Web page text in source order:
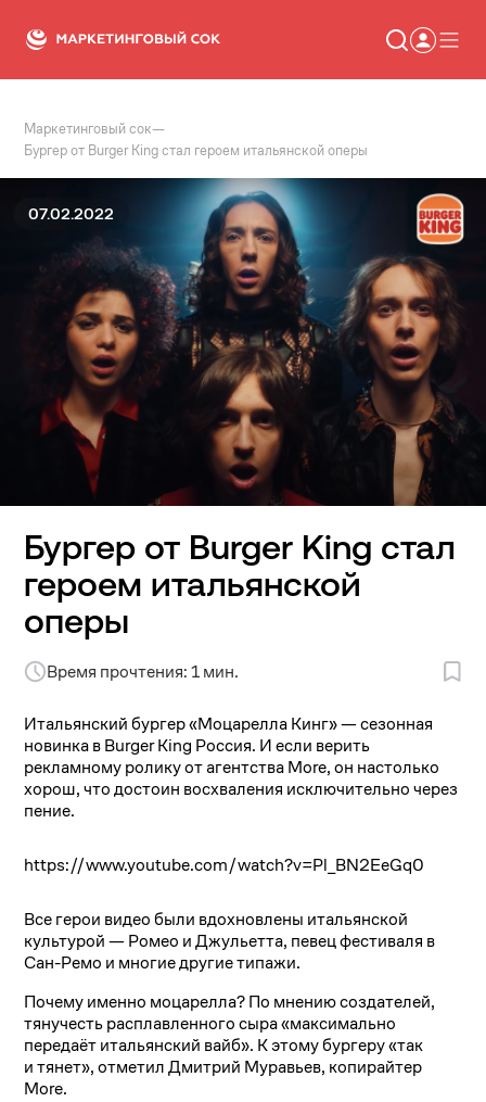
Статьи
Новости
Сервисы
Словарь
Консалтинг
Маркетинговый сок—
Бургер от Burger King стал героем итальянской оперы
07.02.2022
Бургер от Burger King стал
героем итальянской
оперы
Время прочтения: 1 мин.
Итальянский бургер «Моцарелла Кинг» — сезонная
новинка в Burger King Россия. И если верить
рекламному ролику от агентства More, он настолько
хорош, что достоин восхваления исключительно через
пение.
https://www.youtube.com/watch?v=Pl_BN2EeGq0
Все герои видео были вдохновлены итальянской
культурой — Ромео и Джульетта, певец фестиваля в
Сан-Ремо и многие другие типажи.
Почему именно моцарелла? По мнению создателей,
тянучесть расплавленного сыра «максимально
передаёт итальянский вайб». К этому бургеру «так
и тянет», отметил Дмитрий Муравьев, копирайтер
More.